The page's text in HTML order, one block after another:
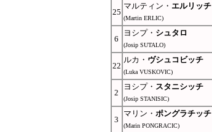
25
マルティン・ エルリッチ
(Martin ERLIC)
6
ヨシプ・ シュタロ
(Josip SUTALO)
22
ルカ・ ヴシュコビッチ
(Luka VUSKOVIC)
2
ヨシプ・ スタニシッチ
(Josip STANISIC)
3
マリン・ ポングラチッチ
(Marin PONGRACIC)